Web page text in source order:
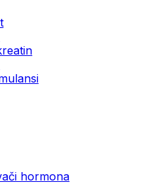
hormona